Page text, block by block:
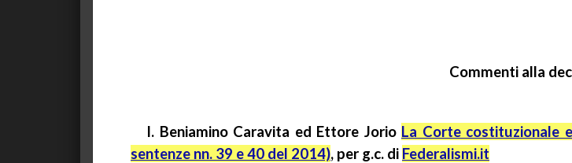
Commenti alla
I. Beniamino Caravita ed Ettore Jorio La Corte costituzionale
sentenze nn. 39 e 40 del 2014), per g.c. di Federalismi.it